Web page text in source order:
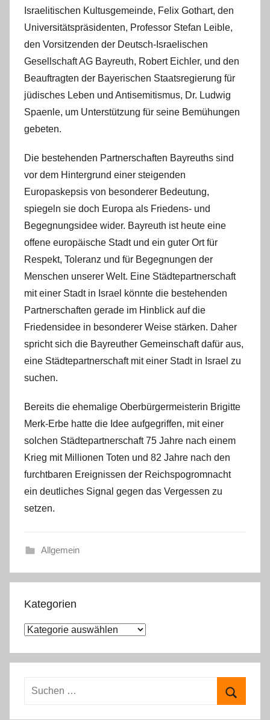
Israelitischen Kultusgemeinde, Felix Gothart, den
Universitätspräsidenten, Professor Stefan Leible,
den Vorsitzenden der Deutsch-Israelischen
Gesellschaft AG Bayreuth, Robert Eichler, und den
Beauftragten der Bayerischen Staatsregierung für
jüdisches Leben und Antisemitismus, Dr. Ludwig
Spaenle, um Unterstützung für seine Bemühungen
gebeten.
Die bestehenden Partnerschaften Bayreuths sind
vor dem Hintergrund einer steigenden
Europaskepsis von besonderer Bedeutung,
spiegeln sie doch Europa als Friedens- und
Begegnungsidee wider. Bayreuth ist heute eine
offene europäische Stadt und ein guter Ort für
Respekt, Toleranz und für Begegnungen der
Menschen unserer Welt. Eine Städtepartnerschaft
mit einer Stadt in Israel könnte die bestehenden
Partnerschaften gerade im Hinblick auf die
Friedensidee in besonderer Weise stärken. Daher
spricht sich die Bayreuther Gemeinschaft dafür aus,
eine Städtepartnerschaft mit einer Stadt in Israel zu
suchen.
Bereits die ehemalige Oberbürgermeisterin Brigitte
Merk-Erbe hatte die Idee aufgegriffen, mit einer
solchen Städtepartnerschaft 75 Jahre nach einem
Krieg mit Millionen Toten und 82 Jahre nach den
furchtbaren Ereignissen der Reichspogromnacht
ein deutliches Signal gegen das Vergessen zu
setzen.
Allgemein
Kategorien
K
t